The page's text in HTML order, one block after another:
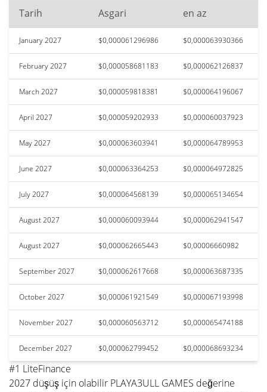
Tarih Asgari en az
January 2027 $0,000061296986 $0,000063930366
February 2027 $0,000058681183 $0,000062126837
March 2027 $0,000059818381 $0,000064196067
April 2027 $0,000059202933 $0,000060037923
May 2027 $0,000063603941 $0,000064789953
June 2027 $0,000063364253 $0,000064972825
July 2027 $0,000064568139 $0,000065134654
August 2027 $0,000060093944 $0,000062941547
August 2027 $0,000062665443 $0,00006660982
September 2027 $0,000062617668 $0,000063687335
October 2027 $0,000061921549 $0,000067193998
November 2027 $0,000060563712 $0,000065474188
December 2027 $0,000062799452 $0,000068693234
#1 LiteFinance
2027 düşüş için olabilir PLAYA3ULL GAMES değerine